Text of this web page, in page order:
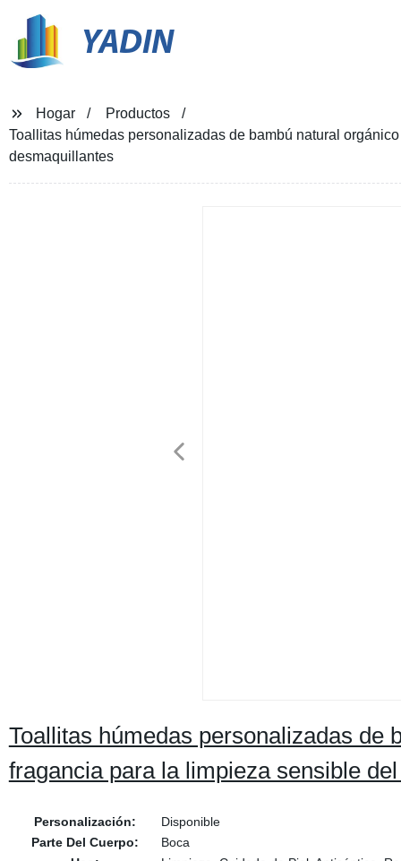
YADIN
Hogar
Productos
Toallitas húmedas personalizadas de bambú natural
desmaquillantes
Toallitas húmedas personalizadas de
fragancia para la limpieza sensible
Personalización:
Disponible
Parte Del Cuerpo:
Boca